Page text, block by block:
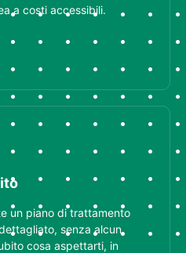
a costi accessibili.
un piano di trattamento
senza alcun
cosa aspettarti, in